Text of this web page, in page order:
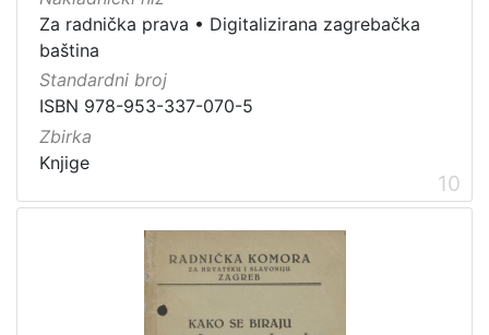
Za radnička prava • Digitalizirana zagrebačka
baština
Standardni broj
ISBN 978-953-337-070-5
Zbirka
Knjige
10